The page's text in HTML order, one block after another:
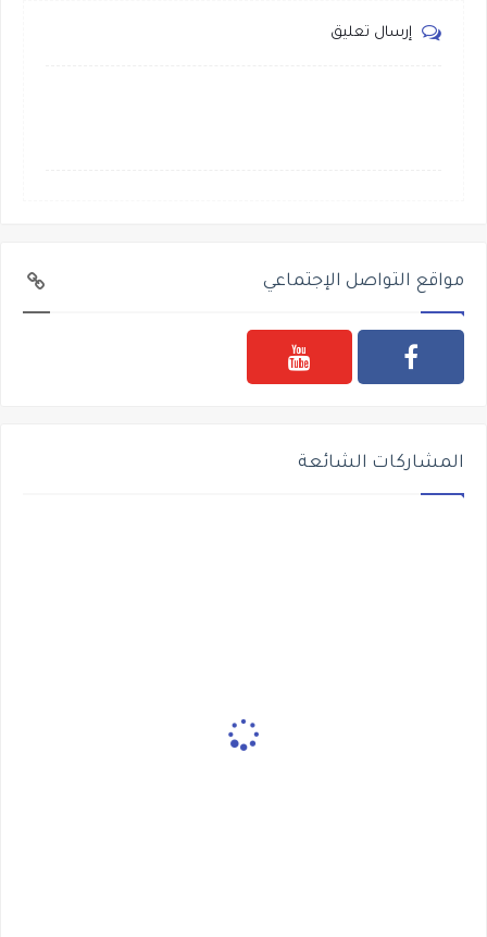
إرسال تعليق
مواقع التواصل الإجتماعي
المشاركات الشائعة